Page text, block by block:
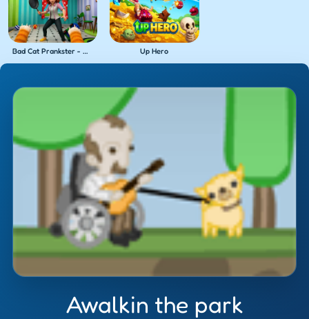
Awalkin the park
Bad Cat Prankster - Mom's Return Up Hero